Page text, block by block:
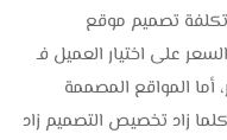
تصميم موقع
على اختيار العميل فـ
الجاهزة تبدأ من 200 دولار، أما المواقع المصممة
إلى 5000 دولار وكلما زاد تخصيص التصميم زاد